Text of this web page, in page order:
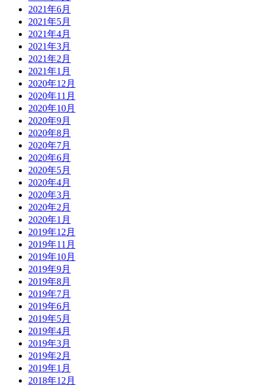
2021年6月
2021年5月
2021年4月
2021年3月
2021年2月
2021年1月
2020年12月
2020年11月
2020年10月
2020年9月
2020年8月
2020年7月
2020年6月
2020年5月
2020年4月
2020年3月
2020年2月
2020年1月
2019年12月
2019年11月
2019年10月
2019年9月
2019年8月
2019年7月
2019年6月
2019年5月
2019年4月
2019年3月
2019年2月
2019年1月
2018年12月